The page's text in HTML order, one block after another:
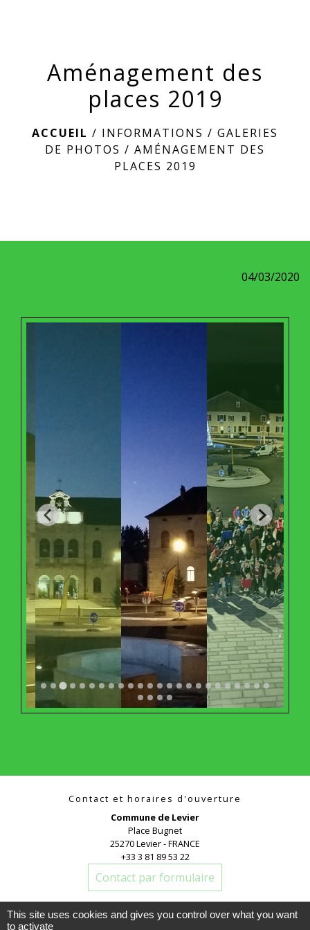
Aménagement des
places 2019
ACCUEIL / INFORMATIONS / GALERIES
DE PHOTOS / AMÉNAGEMENT DES
PLACES 2019
04/03/2020
Contact et horaires d'ouverture
Commune de Levier
Place Bugnet
25270 Levier - FRANCE
+33 3 81 89 53 22
Contact par formulaire
This site uses cookies and gives you control over what you want
to activate